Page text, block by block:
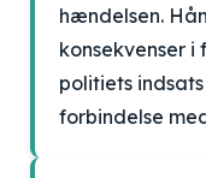
hændelsen.
konsekvenser
politiets
forbindelse